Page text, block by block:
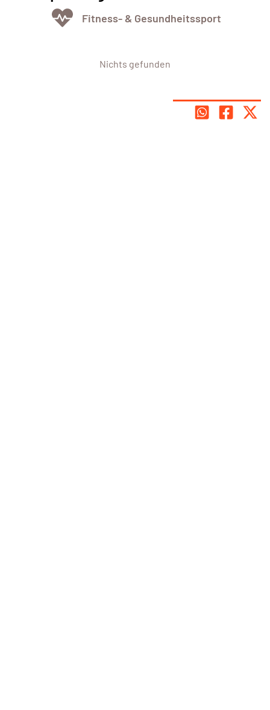
Fitness- & Gesundheitssport
Nichts gefunden